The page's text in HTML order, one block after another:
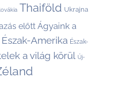
Thaiföld Ukrajna
előtt Ágyaink a
Észak-Amerika Észak-
a világ körül Új-